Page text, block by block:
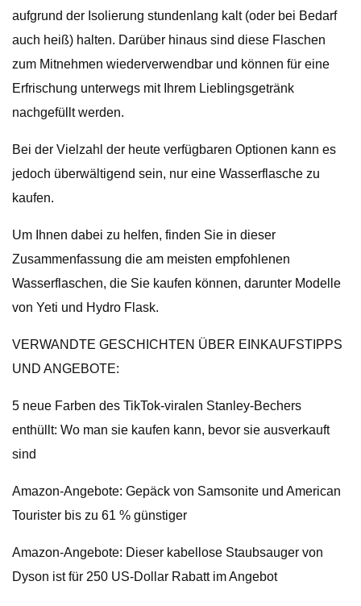
aufgrund der Isolierung stundenlang kalt (oder bei Bedarf
auch heiß) halten. Darüber hinaus sind diese Flaschen
zum Mitnehmen wiederverwendbar und können für eine
Erfrischung unterwegs mit Ihrem Lieblingsgetränk
nachgefüllt werden.
Bei der Vielzahl der heute verfügbaren Optionen kann es
jedoch überwältigend sein, nur eine Wasserflasche zu
kaufen.
Um Ihnen dabei zu helfen, finden Sie in dieser
Zusammenfassung die am meisten empfohlenen
Wasserflaschen, die Sie kaufen können, darunter Modelle
von Yeti und Hydro Flask.
VERWANDTE GESCHICHTEN ÜBER EINKAUFSTIPPS
UND ANGEBOTE:
5 neue Farben des TikTok-viralen Stanley-Bechers
enthüllt: Wo man sie kaufen kann, bevor sie ausverkauft
sind
Amazon-Angebote: Gepäck von Samsonite und American
Tourister bis zu 61 % günstiger
Amazon-Angebote: Dieser kabellose Staubsauger von
Dyson ist für 250 US-Dollar Rabatt im Angebot